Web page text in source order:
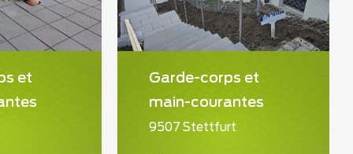
et
Garde-corps et
main-courantes
9507 Stettfurt